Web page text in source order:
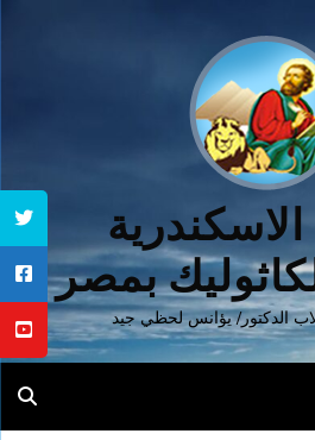
بمصر
الدكتور/ يؤانس لحظي جيد